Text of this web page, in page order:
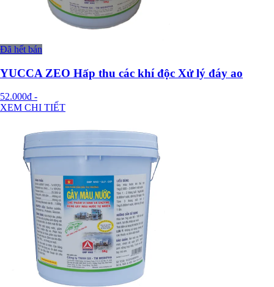
Đã hết bán
YUCCA ZEO Hấp thu các khí độc Xử lý đáy ao
52.000đ -
XEM CHI TIẾT